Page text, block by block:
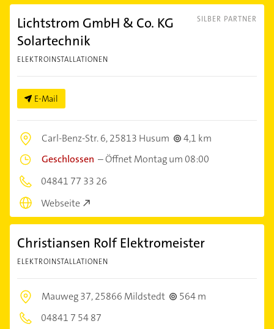
SILBER PARTNER
Lichtstrom GmbH & Co. KG
Solartechnik
ELEKTROINSTALLATIONEN
E-Mail
Carl-Benz-Str. 6,25813 Husum
4,1 km
Geschlossen –Öffnet Montag um 08:00
04841 77 33 26
Webseite
Christiansen Rolf Elektromeister
ELEKTROINSTALLATIONEN
Mauweg 37,25866 Mildstedt
564 m
04841 7 54 87